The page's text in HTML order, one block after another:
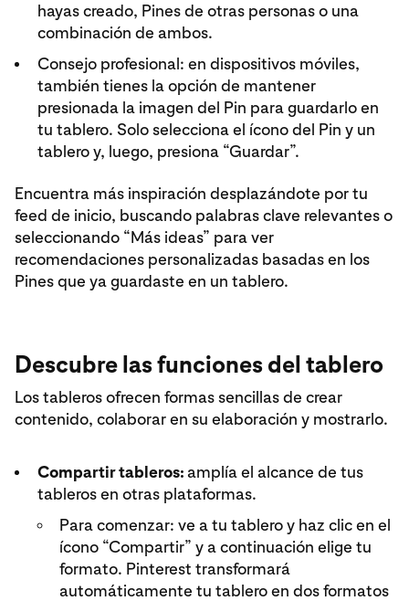
hayas creado, Pines de otras personas o una
combinación de ambos.
Consejo profesional: en dispositivos móviles,
también tienes la opción de mantener
presionada la imagen del Pin para guardarlo en
tu tablero. Solo selecciona el ícono del Pin y un
tablero y, luego, presiona “Guardar”.
Encuentra más inspiración desplazándote por tu
feed de inicio, buscando palabras clave relevantes o
seleccionando “Más ideas” para ver
recomendaciones personalizadas basadas en los
Pines que ya guardaste en un tablero.
Descubre las funciones del tablero
Los tableros ofrecen formas sencillas de crear
contenido, colaborar en su elaboración y mostrarlo.
Compartir tableros:amplía el alcance de tus
tableros en otras plataformas.
Para comenzar: ve a tu tablero y haz clic en el
ícono “Compartir” y a continuación elige tu
formato. Pinterest transformará
automáticamente tu tablero en dos formatos